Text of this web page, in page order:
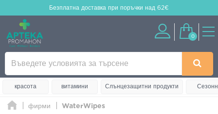
Безплатна доставка при поръчки над 62€
0
красота витамини Слънцезащитни продукти
фирми WaterWipes